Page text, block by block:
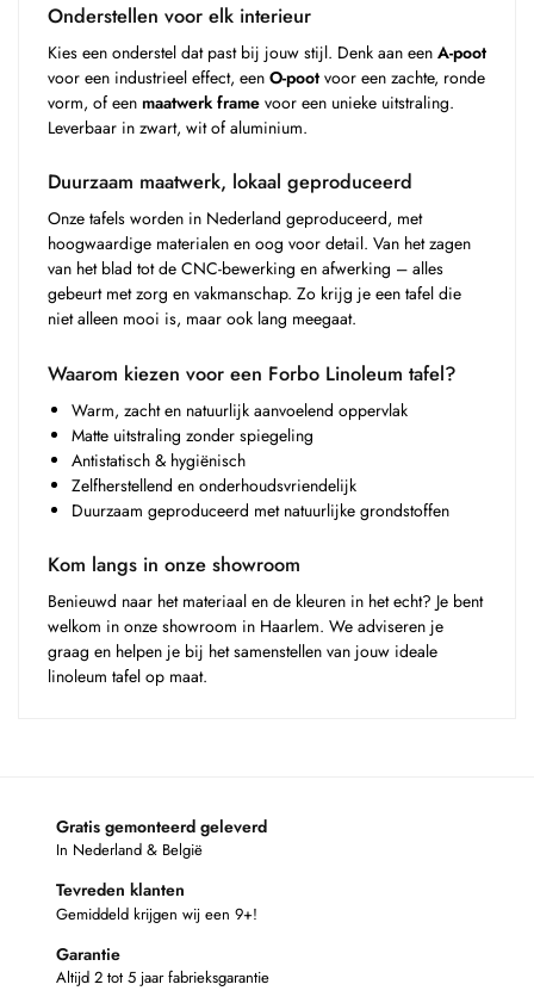
Onderstellen voor elk interieur
Kies een onderstel dat past bij jouw stijl. Denk aan een A-poot
voor een industrieel effect, een O-poot voor een zachte, ronde
vorm, of een maatwerk frame voor een unieke uitstraling.
Leverbaar in zwart, wit of aluminium.
Duurzaam maatwerk, lokaal geproduceerd
Onze tafels worden in Nederland geproduceerd, met
hoogwaardige materialen en oog voor detail. Van het zagen
van het blad tot de CNC-bewerking en afwerking – alles
gebeurt met zorg en vakmanschap. Zo krijg je een tafel die
niet alleen mooi is, maar ook lang meegaat.
Waarom kiezen voor een Forbo Linoleum tafel?
Warm, zacht en natuurlijk aanvoelend oppervlak
Matte uitstraling zonder spiegeling
Antistatisch & hygiënisch
Zelfherstellend en onderhoudsvriendelijk
Duurzaam geproduceerd met natuurlijke grondstoffen
Kom langs in onze showroom
Benieuwd naar het materiaal en de kleuren in het echt? Je bent
welkom in onze showroom in Haarlem. We adviseren je
graag en helpen je bij het samenstellen van jouw ideale
linoleum tafel op maat.
Gratis gemonteerd geleverd
In Nederland & België
Tevreden klanten
Gemiddeld krijgen wij een 9+!
Garantie
Altijd 2 tot 5 jaar fabrieksgarantie